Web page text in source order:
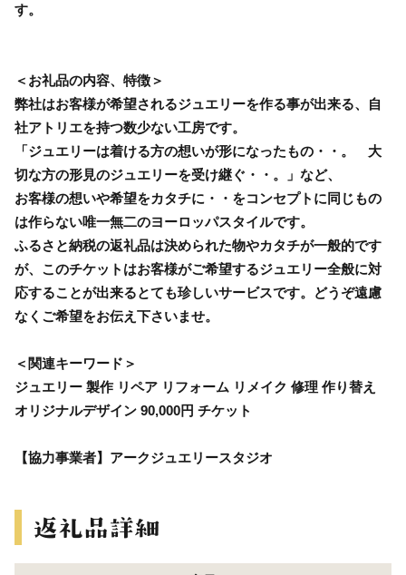
す
＜お礼品の内容、特徴＞
弊社はお客様が希望されるジュエリーを作る事が出来る、自
社アトリエを持つ数少ない工房です。
「ジュエリーは着ける方の想いが形になったもの・・。 大
切な方の形見のジュエリーを受け継ぐ・・。」など、
お客様の想いや希望をカタチに・・をコンセプトに同じもの
は作らない唯一無二のヨーロッパスタイルです。
ふるさと納税の返礼品は決められた物やカタチが一般的です
が、このチケットはお客様がご希望するジュエリー全般に対
応することが出来るとても珍しいサービスです。どうぞ遠慮
なくご希望をお伝え下さいませ。
＜関連キーワード＞
ジュエリー 製作 リペア リフォーム リメイク 修理 作り替え
オリジナルデザイン 90,000円 チケット
【協力事業者】アークジュエリースタジオ